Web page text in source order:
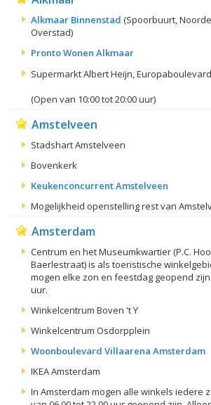
Alkmaar Binnenstad (Spoorbuurt,
Overstad)
Pronto Wonen Alkmaar
Supermarkt Albert Heijn,
(Open van 10:00 tot 20:00 uur)
Amstelveen
Stadshart Amstelveen
Bovenkerk
Keukenconcurrent Amstelveen
Mogelijkheid openstelling rest van
Amsterdam
Centrum en het Museumkwartier (P.C.
Baerlestraat) is als toeristische
mogen elke zon en feestdag geopend zijn
uur.
Winkelcentrum Boven 't Y
Winkelcentrum Osdorpplein
Woonboulevard Villaarena Amsterdam
IKEA Amsterdam
In Amsterdam mogen alle winkels iedere